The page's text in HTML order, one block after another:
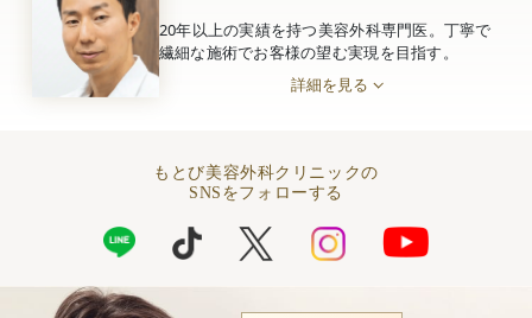
20年以上の実績を持つ美容外科専門医。丁寧で
繊細な施術でお客様の望む実現を目指す。
詳細を見る
もとび美容外科クリニックの
SNSをフォローする